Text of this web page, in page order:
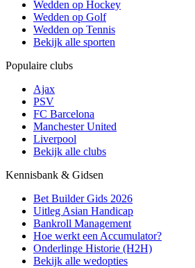
Wedden op Hockey
Wedden op Golf
Wedden op Tennis
Bekijk alle sporten
Populaire clubs
Ajax
PSV
FC Barcelona
Manchester United
Liverpool
Bekijk alle clubs
Kennisbank & Gidsen
Bet Builder Gids 2026
Uitleg Asian Handicap
Bankroll Management
Hoe werkt een Accumulator?
Onderlinge Historie (H2H)
Bekijk alle wedopties